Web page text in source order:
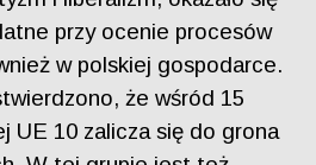
przy ocenie procesów
w polskiej gospodarce.
że wśród 15
UE 10 zalicza się do grona